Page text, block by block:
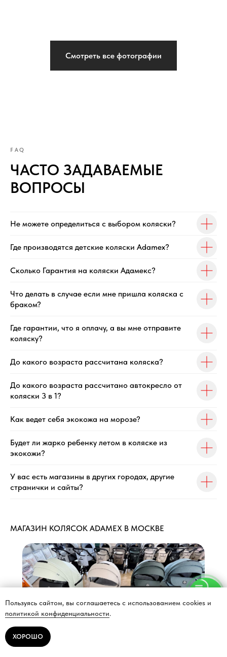
Смотреть все фотографии
FAQ
ЧАСТО ЗАДАВАЕМЫЕ
ВОПРОСЫ
Не можете определиться с выбором коляски?
Где производятся детские коляски Adamex?
Сколько Гарантия на коляски Адамекс?
Что делать в случае если мне пришла коляска с
браком?
Где гарантии, что я оплачу, а вы мне отправите
коляску?
До какого возраста рассчитана коляска?
До какого возраста рассчитано автокресло от
коляски 3 в 1?
Как ведет себя экокожа на морозе?
Будет ли жарко ребенку летом в коляске из
экокожи?
У вас есть магазины в других городах, другие
странички и сайты?
МАГАЗИН КОЛЯСОК ADAMEX В МОСКВЕ
Пользуясь сайтом, вы соглашаетесь с использованием cookies и
политикой конфиденциальности.
ХОРОШО